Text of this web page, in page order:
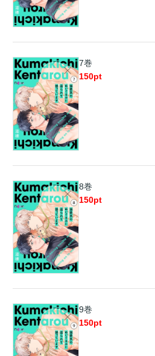
7巻
150pt
8巻
150pt
9巻
150pt